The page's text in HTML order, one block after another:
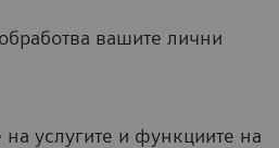
вашите лични
на услугите и функциите на